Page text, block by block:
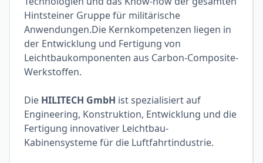
Hintsteiner Gruppe für militärische
Anwendungen.Die Kernkompetenzen liegen in
der Entwicklung und Fertigung von
Leichtbaukomponenten aus Carbon-Composite-
Werkstoffen.
Die HILITECH GmbH ist spezialisiert auf
Engineering, Konstruktion, Entwicklung und die
Fertigung innovativer Leichtbau-
Kabinensysteme für die Luftfahrtindustrie.